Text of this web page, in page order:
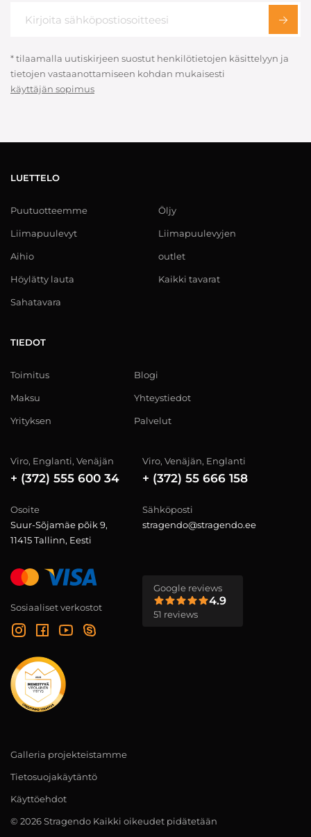
* tilaamalla uutiskirjeen suostut henkilötietojen käsittelyyn ja
tietojen vastaanottamiseen kohdan mukaisesti
käyttäjän sopimus
LUETTELO
Puutuotteemme
Liimapuulevyt
Aihio
Höylätty lauta
Sahatavara
Öljy
Liimapuulevyjen
outlet
Kaikki tavarat
TIEDOT
Toimitus
Maksu
Yrityksen
Blogi
Yhteystiedot
Palvelut
Viro, Englanti, Venäjän
+ (372) 555 600 34
Viro, Venäjän, Englanti
+ (372) 55 666 158
Osoite
Suur-Sõjamäe põik 9,
11415 Tallinn, Eesti
Sähköposti
stragendo@stragendo.ee
Sosiaaliset verkostot
Google reviews
4.9
51 reviews
Galleria projekteistamme
Tietosuojakäytäntö
Käyttöehdot
© 2026 Stragendo Kaikki oikeudet pidätetään